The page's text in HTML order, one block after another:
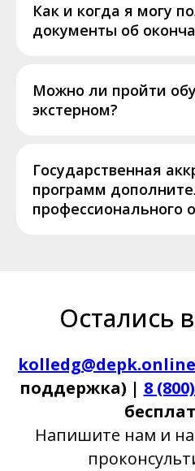
Как и когда я могу
документы об
Можно ли пройти
экстерном?
Государственная
программ
профессионального
Остались
kolledg@depk.online
поддержка) | 8
Напишите нам и